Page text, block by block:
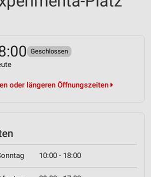
Geschlossen
oder längeren Öffnungszeiten
10:00 - 18:00